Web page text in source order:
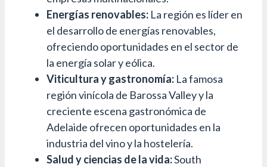
Energías renovables: La región es líder en
el desarrollo de energías renovables,
ofreciendo oportunidades en el sector de
la energía solar y eólica.
Viticultura y gastronomía: La famosa
región vinícola de Barossa Valley y la
creciente escena gastronómica de
Adelaide ofrecen oportunidades en la
industria del vino y la hostelería.
Salud y ciencias de la vida:South